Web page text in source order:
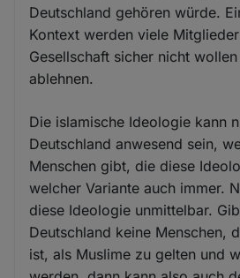
Deutschland gehören würde.
Kontext werden viele
Gesellschaft sicher nicht
ablehnen.
Die islamische Ideologie kann
Deutschland anwesend sein,
Menschen gibt, die diese
welcher Variante auch immer.
diese Ideologie unmittelbar.
Deutschland keine Menschen,
ist, als Muslime zu gelten und